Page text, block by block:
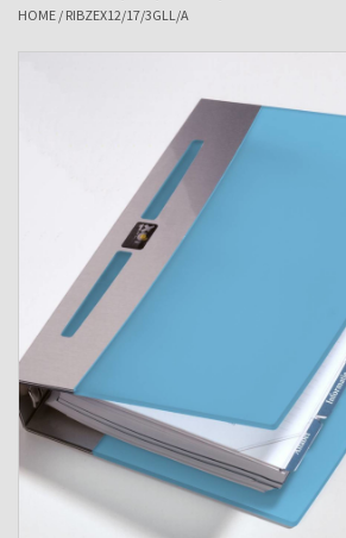
Ringband Flip-overs
Verzenddozen
HOME / RIBZEX12/17/3GLL/A